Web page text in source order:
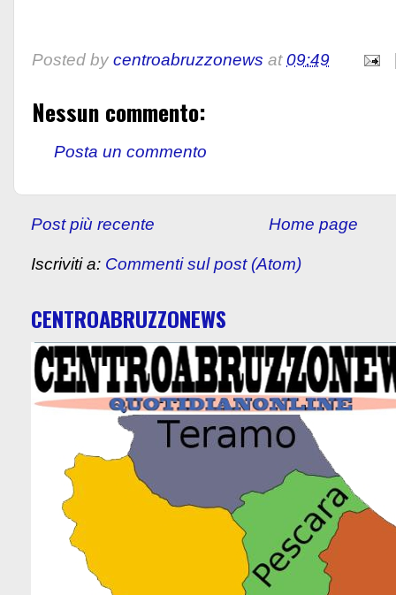
Posted by centroabruzzonews at09:49
Nessun commento:
Posta un commento
Post più recente Home page
Iscriviti a: Commenti sul post (Atom)
CENTROABRUZZONEWS